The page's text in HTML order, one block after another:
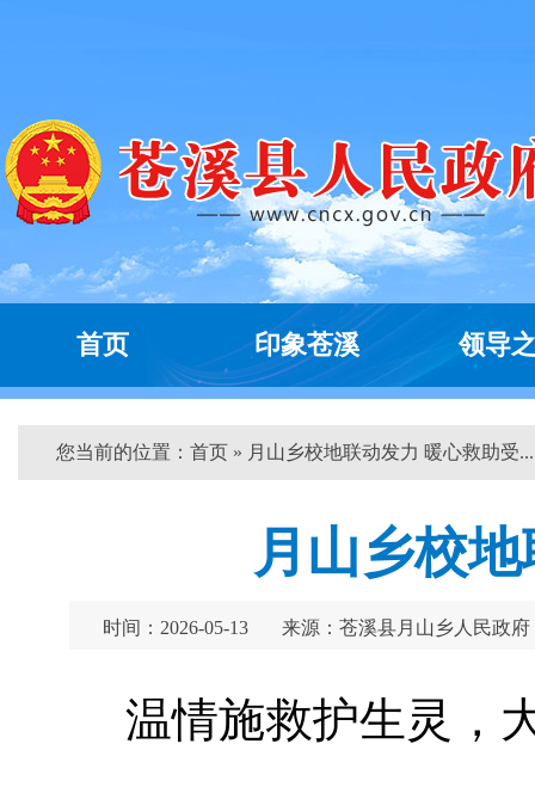
首页 印象苍溪 领导
您当前的位置： 首页 » 月山乡校地联动发力 暖心救助受
月山乡校
时间：2026-05-13 来源：苍溪县月山乡人民政府
温情施救护生灵，